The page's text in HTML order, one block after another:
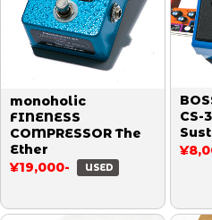
monoholic
FINENESS
COMPRESSOR The
Ether
¥19,000-
USED
CS-